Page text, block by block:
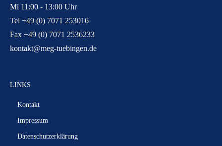
Mi 11:00 - 13:00 Uhr
Tel +49 (0) 7071 253016
Fax +49 (0) 7071 2536233
kontakt@meg-tuebingen.de
LINKS
Kontakt
Impressum
Datenschutzerklärung